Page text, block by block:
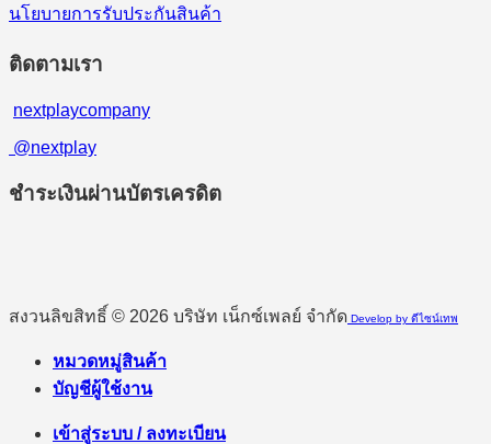
นโยบายการรับประกันสินค้า
ติดตามเรา
nextplaycompany
@nextplay
ชำระเงินผ่านบัตรเครดิต
สงวนลิขสิทธิ์ © 2026 บริษัท เน็กซ์เพลย์ จำกัด Develop by ดีไซน์เทพ
หมวดหมู่สินค้า
บัญชีผู้ใช้งาน
เข้าสู่ระบบ / ลงทะเบียน